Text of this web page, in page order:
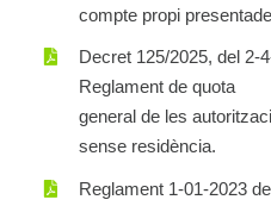
compte propi
Decret 125/2025, del 2-
Reglament de quota
general de les
sense residència.
Reglament 1-01-2023